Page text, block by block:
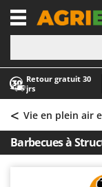
Retour gratuit 30
jrs
-1
A
Abris de
Accessoires
Aérateurs
Aspirateurs
A
AgriEuro
AgriEuro
AGT
< Vie en plein air
Barbecues à